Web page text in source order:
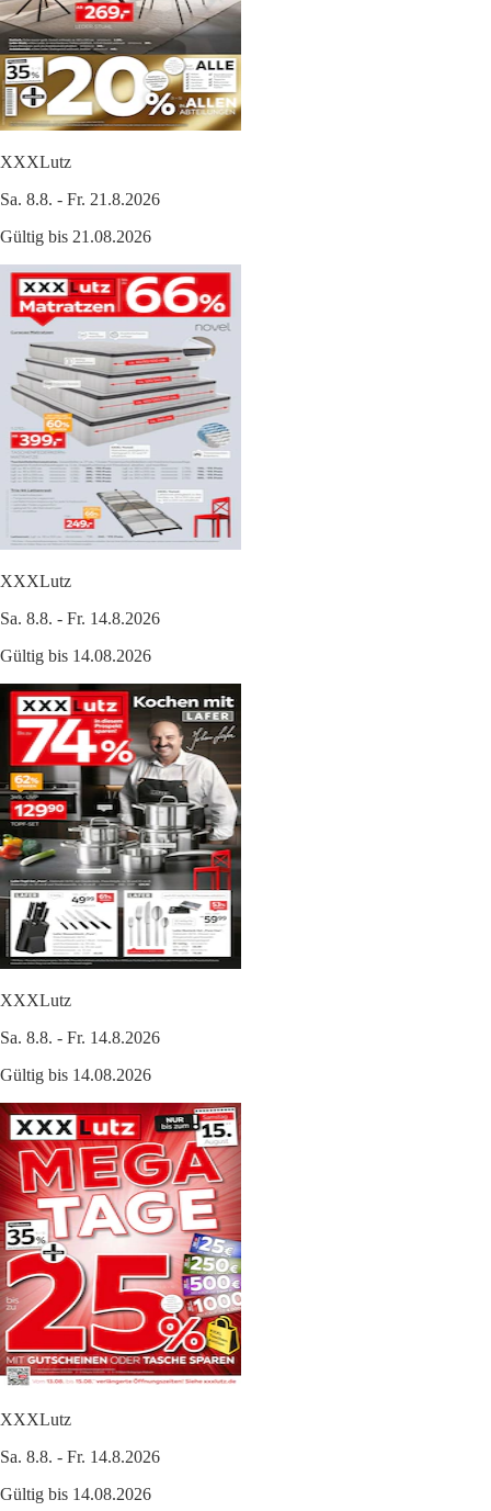
XXXLutz
Sa. 8.8. - Fr. 21.8.2026
Gültig bis 21.08.2026
XXXLutz
Sa. 8.8. - Fr. 14.8.2026
Gültig bis 14.08.2026
XXXLutz
Sa. 8.8. - Fr. 14.8.2026
Gültig bis 14.08.2026
XXXLutz
Sa. 8.8. - Fr. 14.8.2026
Gültig bis 14.08.2026